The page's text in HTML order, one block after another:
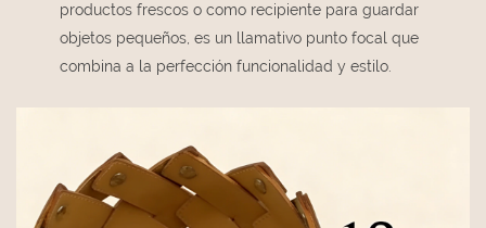
productos frescos o como recipiente para guardar
objetos pequeños, es un llamativo punto focal que
combina a la perfección funcionalidad y estilo.